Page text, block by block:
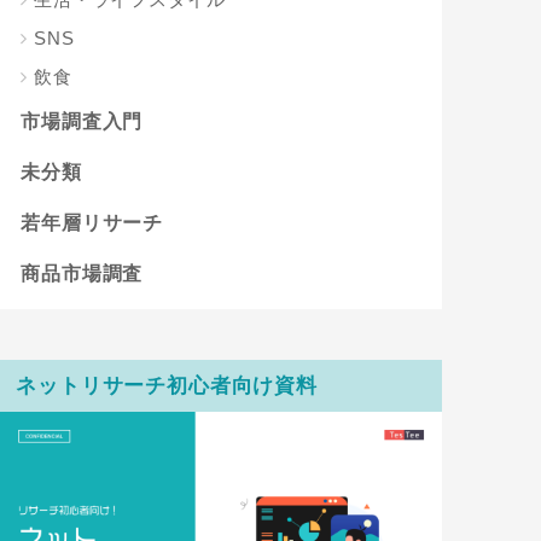
SNS
飲食
市場調査入門
未分類
若年層リサーチ
商品市場調査
ネットリサーチ初心者向け資料